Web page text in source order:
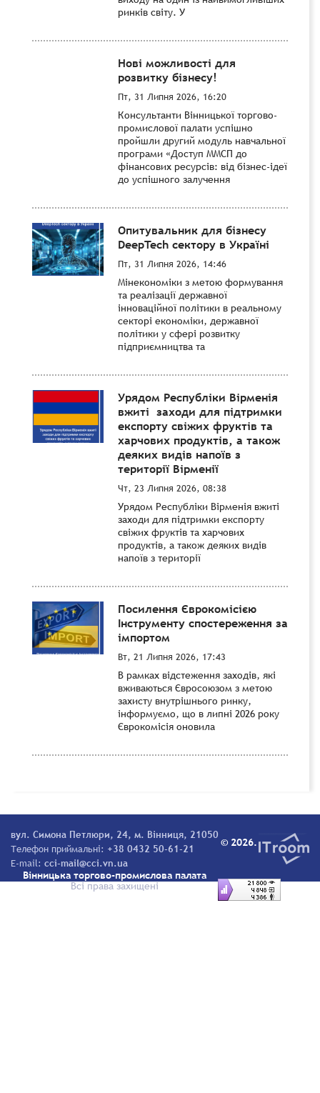
ринків світу. У
Нові можливості для
розвитку бізнесу!
Пт, 31 Липня 2026, 16:20
Консультанти Вінницької торгово-
промислової палати успішно
пройшли другий модуль навчальної
програми «Доступ ММСП до
фінансових ресурсів: від бізнес-ідеї
до успішного залучення
Опитувальник для бізнесу
DeepTech сектору в Україні
Пт, 31 Липня 2026, 14:46
Мінекономіки з метою формування
та реалізації державної
інноваційної політики в реальному
секторі економіки, державної
політики у сфері розвитку
підприємництва та
Урядом Республіки Вірменія
вжиті заходи для підтримки
експорту свіжих фруктів та
харчових продуктів, а також
деяких видів напоїв з
території Вірменії
Чт, 23 Липня 2026, 08:38
Урядом Республіки Вірменія вжиті
заходи для підтримки експорту
свіжих фруктів та харчових
продуктів, а також деяких видів
напоїв з території
Посилення Єврокомісією
Інструменту спостереження за
імпортом
Вт, 21 Липня 2026, 17:43
В рамках відстеження заходів, які
вживаються Євросоюзом з метою
захисту внутрішнього ринку,
інформуємо, що в липні 2026 року
Єврокомісія оновила
вул. Симона Петлюри, 24, м. Вінниця, 21050
Телефон приймальні: +38 0432 50-61-21
E-mail: cci-mail@cci.vn.ua
© 2026.
Вінницька торгово-промислова палата
Всі права захищені